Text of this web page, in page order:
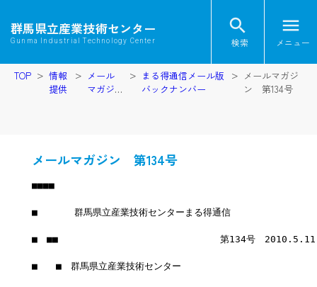
群馬県立産業技術センター
Gunma Industrial Technology Center
search
検索
menu
メニュー
TOP
情報
提供
メール
マガジ
まる得通信メール版
バックナンバー
メールマガジ
ン 第134号
メールマガジン 第134号
■■■■
■　　　　群馬県立産業技術センターまる得通信
■　■■　　　　　　　　　　　　　　　　　 第134号　2010.5.11
■　　■　群馬県立産業技術センター